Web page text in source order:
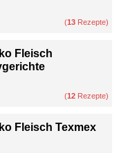
(13 Rezepte)
Fleisch
(12 Rezepte)
Fleisch Texmex